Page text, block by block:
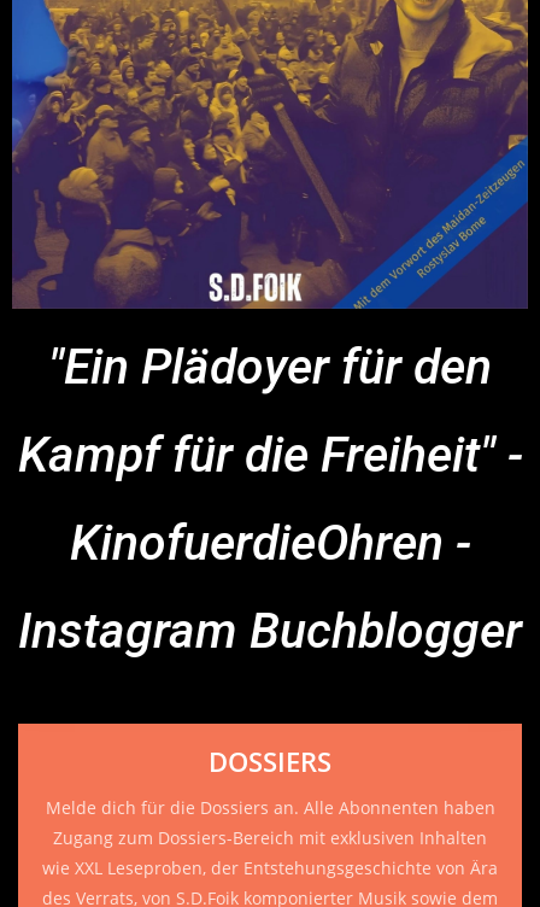
"Ein Plädoyer für den
Kampf für die Freiheit" -
KinofuerdieOhren -
Instagram Buchblogger
DOSSIERS
Melde dich für die Dossiers an. Alle Abonnenten haben
Zugang zum Dossiers-Bereich mit exklusiven Inhalten
wie XXL Leseproben, der Entstehungsgeschichte von Ära
des Verrats, von S.D.Foik komponierter Musik sowie dem